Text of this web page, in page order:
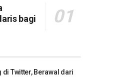
bagi
Twitter, Berawal dari